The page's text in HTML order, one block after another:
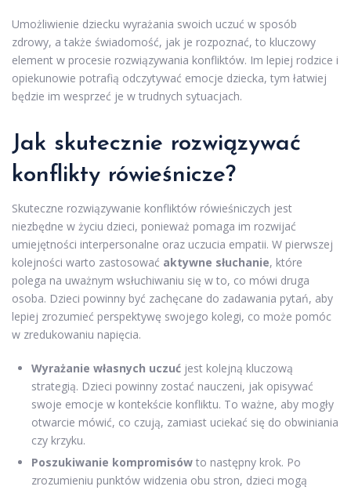
Umożliwienie dziecku wyrażania swoich uczuć w sposób
zdrowy, a także świadomość, jak je rozpoznać, to kluczowy
element w procesie rozwiązywania konfliktów. Im lepiej rodzice i
opiekunowie potrafią odczytywać emocje dziecka, tym łatwiej
będzie im wesprzeć je w trudnych sytuacjach.
Jak skutecznie rozwiązywać
konflikty rówieśnicze?
Skuteczne rozwiązywanie konfliktów rówieśniczych jest
niezbędne w życiu dzieci, ponieważ pomaga im rozwijać
umiejętności interpersonalne oraz uczucia empatii. W pierwszej
kolejności warto zastosować aktywne słuchanie, które
polega na uważnym wsłuchiwaniu się w to, co mówi druga
osoba. Dzieci powinny być zachęcane do zadawania pytań, aby
lepiej zrozumieć perspektywę swojego kolegi, co może pomóc
w zredukowaniu napięcia.
Wyrażanie własnych uczuć jest kolejną kluczową
strategią. Dzieci powinny zostać nauczeni, jak opisywać
swoje emocje w kontekście konfliktu. To ważne, aby mogły
otwarcie mówić, co czują, zamiast uciekać się do obwiniania
czy krzyku.
Poszukiwanie kompromisów to następny krok. Po
zrozumieniu punktów widzenia obu stron, dzieci mogą